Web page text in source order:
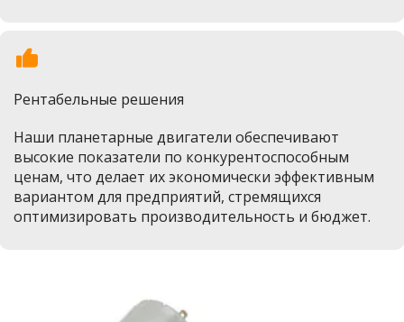
Рентабельные решения
Наши планетарные двигатели обеспечивают
высокие показатели по конкурентоспособным
ценам, что делает их экономически эффективным
вариантом для предприятий, стремящихся
оптимизировать производительность и бюджет.